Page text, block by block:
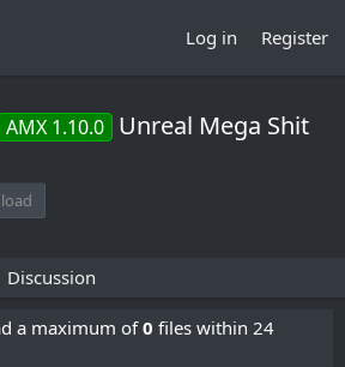
Log in Register
AMX 1.10.0 Unreal Mega Shit
Discussion
a maximum of0 files within 24